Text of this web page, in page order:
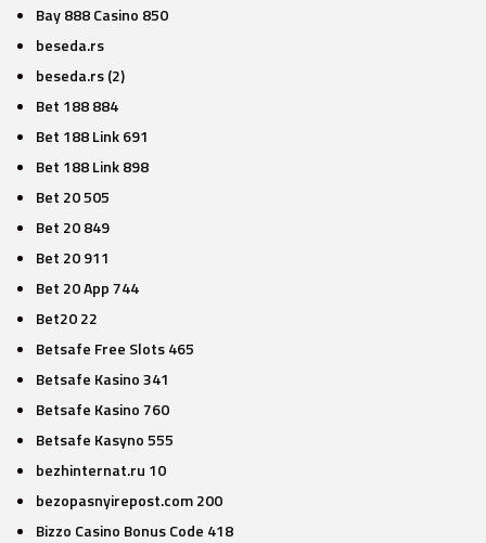
Bay 888 Casino 850
beseda.rs
beseda.rs (2)
Bet 188 884
Bet 188 Link 691
Bet 188 Link 898
Bet 20 505
Bet 20 849
Bet 20 911
Bet 20 App 744
Bet20 22
Betsafe Free Slots 465
Betsafe Kasino 341
Betsafe Kasino 760
Betsafe Kasyno 555
bezhinternat.ru 10
bezopasnyirepost.com 200
Bizzo Casino Bonus Code 418